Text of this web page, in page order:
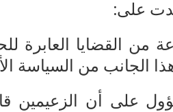
على:
من القضايا العابرة
الجانب من السياسة
على أن الزعيمين